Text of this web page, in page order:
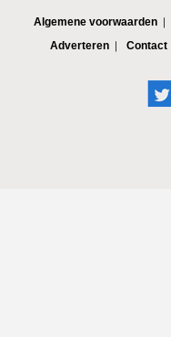
Algemene voorwaarden
Adverteren
Contact